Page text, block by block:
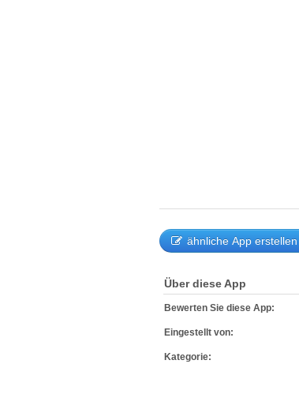
ähnliche App erstellen
Über diese App
Bewerten Sie diese App:
Eingestellt von:
Kategorie: